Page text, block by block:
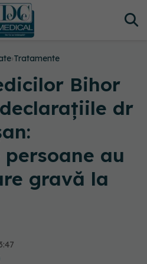
›Tratamente
Bihor
dr
au
gravă la